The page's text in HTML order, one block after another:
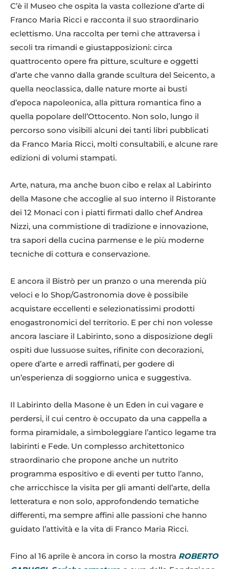
C’è il Museo che ospita la vasta collezione d’arte di
Franco Maria Ricci e racconta il suo straordinario
eclettismo. Una raccolta per temi che attraversa i
secoli tra rimandi e giustapposizioni: circa
quattrocento opere fra pitture, sculture e oggetti
d’arte che vanno dalla grande scultura del Seicento, a
quella neoclassica, dalle nature morte ai busti
d’epoca napoleonica, alla pittura romantica fino a
quella popolare dell’Ottocento. Non solo, lungo il
percorso sono visibili alcuni dei tanti libri pubblicati
da Franco Maria Ricci, molti consultabili, e alcune rare
edizioni di volumi stampati.
Arte, natura, ma anche buon cibo e relax al Labirinto
della Masone che accoglie al suo interno il Ristorante
dei 12 Monaci con i piatti firmati dallo chef Andrea
Nizzi, una commistione di tradizione e innovazione,
tra sapori della cucina parmense e le più moderne
tecniche di cottura e conservazione.
E ancora il Bistrò per un pranzo o una merenda più
veloci e lo Shop/Gastronomia dove è possibile
acquistare eccellenti e selezionatissimi prodotti
enogastronomici del territorio. E per chi non volesse
ancora lasciare il Labirinto, sono a disposizione degli
ospiti due lussuose suites, rifinite con decorazioni,
opere d’arte e arredi raffinati, per godere di
un’esperienza di soggiorno unica e suggestiva.
Il Labirinto della Masone è un Eden in cui vagare e
perdersi, il cui centro è occupato da una cappella a
forma piramidale, a simboleggiare l’antico legame tra
labirinti e Fede. Un complesso architettonico
straordinario che propone anche un nutrito
programma espositivo e di eventi per tutto l’anno,
che arricchisce la visita per gli amanti dell’arte, della
letteratura e non solo, approfondendo tematiche
differenti, ma sempre affini alle passioni che hanno
guidato l’attività e la vita di Franco Maria Ricci.
Fino al 16 aprile è ancora in corso la mostra ROBERTO